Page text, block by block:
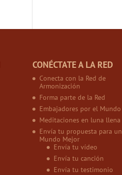
CONÉCTATE A LA RED
Conecta con la Red de
Armonización
Forma parte de la Red
Embajadores por el Mundo
Meditaciones en luna llena
Envía tu propuesta para un
Mundo Mejor
Envía tu vídeo
Envía tu canción
Envía tu testimonio